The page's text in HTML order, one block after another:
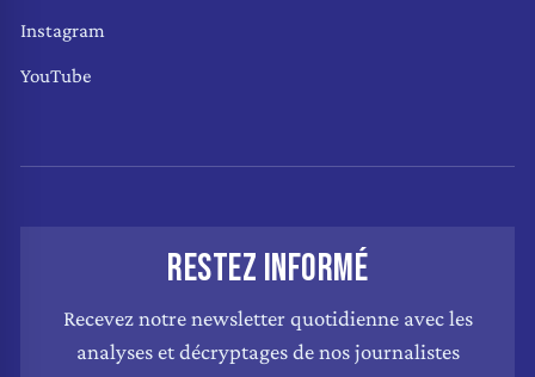
Instagram
YouTube
RESTEZ INFORMÉ
Recevez notre newsletter quotidienne avec les
analyses et décryptages de nos journalistes